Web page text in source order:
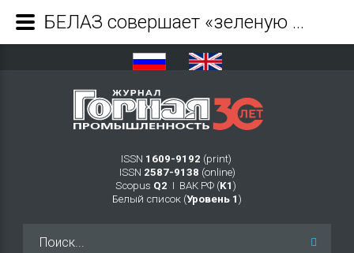
ISSN 1609-9192 (print)
ISSN 2587-9138 (online)
Scopus Q2 Ι ВАК РФ (K1 )
Белый список (Уровень 1 )
БЕЛАЗ совершает «зеленую революцию» - Журнал Горная промышленность